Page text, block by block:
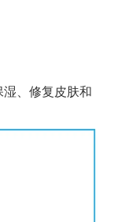
、修复皮肤和